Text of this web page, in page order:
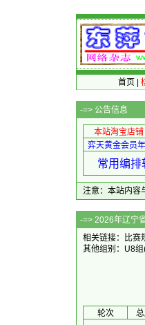
首页
-=> 公告信息
本站淘宝店铺
弈天黄金会员
常用编排
注意：本站内容
-=>
相关链接：
比赛
其他组别： U8组
轮次